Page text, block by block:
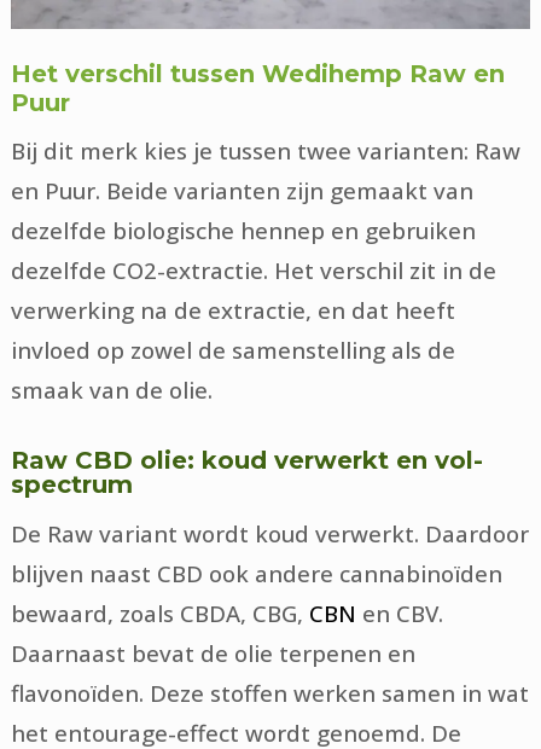
Het verschil tussen Wedihemp Raw en
Puur
Bij dit merk kies je tussen twee varianten: Raw
en Puur. Beide varianten zijn gemaakt van
dezelfde biologische hennep en gebruiken
dezelfde CO2-extractie. Het verschil zit in de
verwerking na de extractie, en dat heeft
invloed op zowel de samenstelling als de
smaak van de olie.
Raw CBD olie: koud verwerkt en vol-
spectrum
De Raw variant wordt koud verwerkt. Daardoor
blijven naast CBD ook andere cannabinoïden
bewaard, zoals CBDA, CBG, CBN en CBV.
Daarnaast bevat de olie terpenen en
flavonoïden. Deze stoffen werken samen in wat
het entourage-effect wordt genoemd. De